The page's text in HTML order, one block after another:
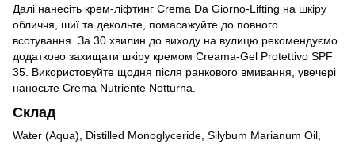
Далі нанесіть крем-ліфтинг Crema Da Giorno-Lifting на шкіру
обличчя, шиї та декольте, помасажуйте до повного
всотування. За 30 хвилин до виходу на вулицю рекомендуємо
додатково захищати шкіру кремом Creama-Gel Protettivo SPF
35. Використовуйте щодня після ранкового вмивання, увечері
наносьте Crema Nutriente Notturna.
Склад
Water (Aqua), Distilled Monoglyceride, Silybum Marianum Oil,